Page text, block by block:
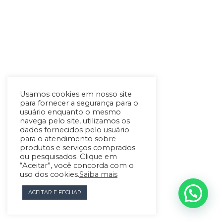
Usamos cookies em nosso site
para fornecer a segurança para o
usuário enquanto o mesmo
navega pelo site, utilizamos os
dados fornecidos pelo usuário
para o atendimento sobre
produtos e serviços comprados
ou pesquisados. Clique em
“Aceitar”, você concorda com o
uso dos cookies.Saiba mais
ACEITAR E FECHAR